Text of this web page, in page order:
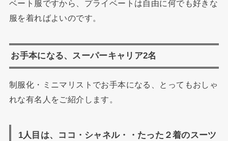
ベート服ですから、プライベートは自由に何でも好きな
服を着ればよいのです。
お手本になる、スーパーキャリア2名
制服化・ミニマリストでお手本になる、とってもおしゃ
れな有名人をご紹介します。
1人目は、ココ・シャネル・・たった２着のスーツ